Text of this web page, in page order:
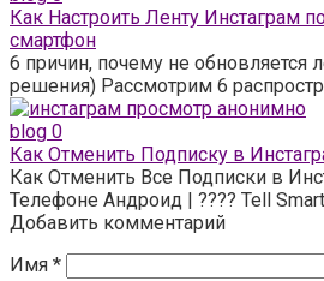
Как Настроить Ленту Инстаграм
смартфон
6 причин, почему не обновляется
решения) Рассмотрим 6
blog 0
Как Отменить Подписку в
Как Отменить Все Подписки в
Телефоне Андроид | ???? Tell Smart
Добавить комментарий
Имя *